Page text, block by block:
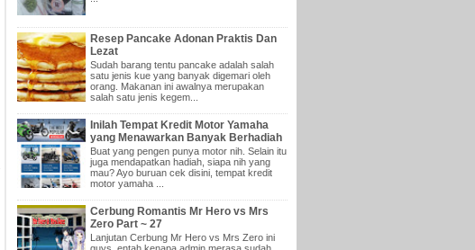
Resep Pancake Adonan Praktis Dan
Lezat
Sudah barang tentu pancake adalah salah
satu jenis kue yang banyak digemari oleh
orang. Makanan ini awalnya merupakan
salah satu jenis kegem...
Inilah Tempat Kredit Motor Yamaha
yang Menawarkan Banyak Berhadiah
Buat yang pengen punya motor nih. Selain itu
juga mendapatkan hadiah, siapa nih yang
mau? Ayo buruan cek disini, tempat kredit
motor yamaha ...
Cerbung Romantis Mr Hero vs Mrs
Zero Part ~ 27
Lanjutan Cerbung Mr Hero vs Mrs Zero ini